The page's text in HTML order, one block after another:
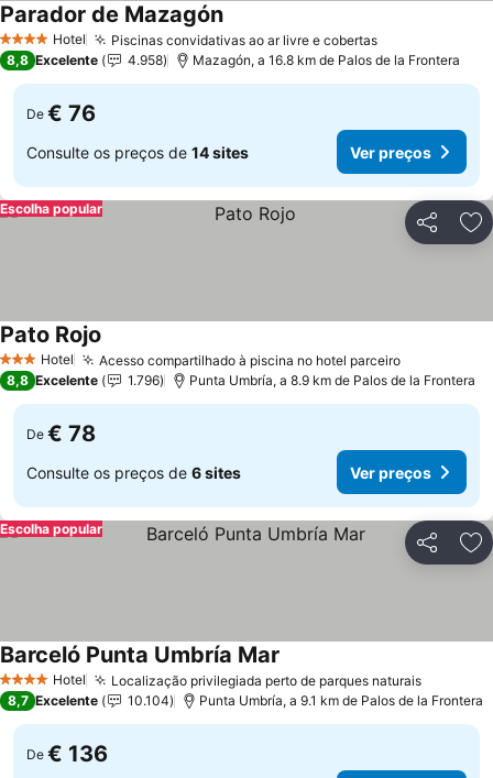
4 EstrelasHotel Piscinas convidativas ao ar livre e cobertas
Parador de Mazagón
8,8 Excelente 4.958 Mazagón, a 16.8 km de Palos de la Frontera
De € 76
Consulte os preços de 14 sites Ver preços
Partilhar
Escolha popular
3 EstrelasHotel Acesso compartilhado à piscina no hotel parceiro
Pato Rojo
8,8 Excelente 1.796 Punta Umbría, a 8.9 km de Palos de la Frontera
De € 78
Consulte os preços de 6 sites Ver preços
Partilhar
Escolha popular
4 EstrelasHotel Localização privilegiada perto de parques naturais
Barceló Punta Umbría Mar
8,7 Excelente 10.104 Punta Umbría, a 9.1 km de Palos de la Frontera
De € 136